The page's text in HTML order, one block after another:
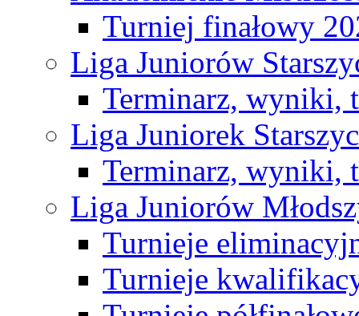
Turniej finałowy
Liga Juniorów
Terminarz, wyniki,
Liga Juniorek
Terminarz, wyniki,
Liga Juniorów
Turnieje
Turnieje